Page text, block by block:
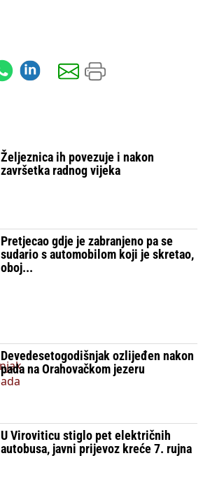
Željeznica ih povezuje i nakon
završetka radnog vijeka
Pretjecao gdje je zabranjeno pa se
sudario s automobilom koji je skretao,
oboj...
Devedesetogodišnjak ozlijeđen nakon
pada na Orahovačkom jezeru
U Viroviticu stiglo pet električnih
autobusa, javni prijevoz kreće 7. rujna